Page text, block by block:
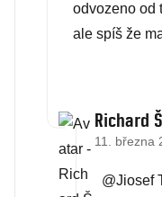
odvozeno od
ale spíš že
Richard
11. března
@Jiosef